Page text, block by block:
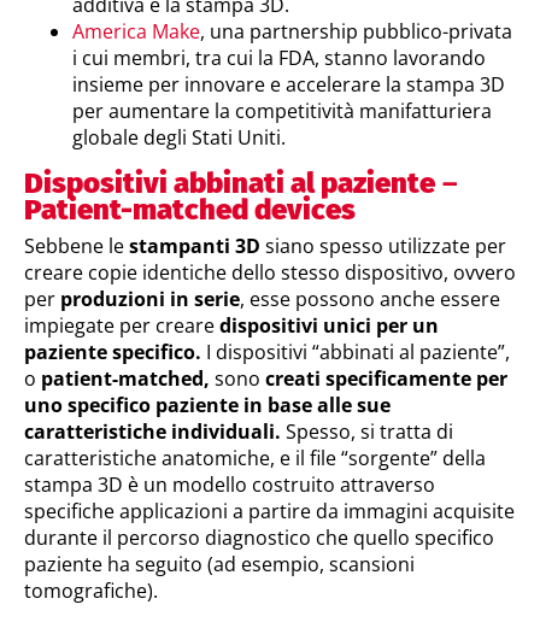
America Make, una partnership pubblico-privata
i cui membri, tra cui la FDA, stanno lavorando
insieme per innovare e accelerare la stampa 3D
per aumentare la competitività manifatturiera
globale degli Stati Uniti.
Dispositivi abbinati al paziente –
Patient-matched devices
Sebbene lestampanti 3D siano spesso utilizzate per
creare copie identiche dello stesso dispositivo, ovvero
per produzioni in serie, esse possono anche essere
impiegate per crearedispositivi unici per un
paziente specifico. I dispositivi “abbinati al paziente”,
o patient-matched, sono creati specificamente per
uno specifico paziente in base alle sue
caratteristiche individuali. Spesso, si tratta di
caratteristiche anatomiche, e il file “sorgente” della
stampa 3D è un modello costruito attraverso
specifiche applicazioni a partire da immagini acquisite
durante il percorso diagnostico che quello specifico
paziente ha seguito (ad esempio, scansioni
tomografiche).